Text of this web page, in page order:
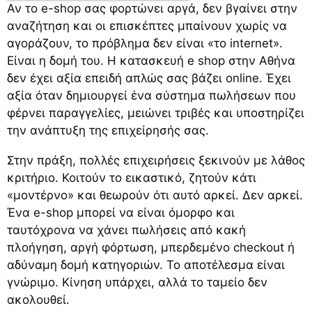
Αν το e-shop σας φορτώνει αργά, δεν βγαίνει στην
αναζήτηση και οι επισκέπτες μπαίνουν χωρίς να
αγοράζουν, το πρόβλημα δεν είναι «το internet».
Είναι η δομή του. Η κατασκευή e shop στην Αθήνα
δεν έχει αξία επειδή απλώς σας βάζει online. Έχει
αξία όταν δημιουργεί ένα σύστημα πωλήσεων που
φέρνει παραγγελίες, μειώνει τριβές και υποστηρίζει
την ανάπτυξη της επιχείρησής σας.
Στην πράξη, πολλές επιχειρήσεις ξεκινούν με λάθος
κριτήριο. Κοιτούν το εικαστικό, ζητούν κάτι
«μοντέρνο» και θεωρούν ότι αυτό αρκεί. Δεν αρκεί.
Ένα e-shop μπορεί να είναι όμορφο και
ταυτόχρονα να χάνει πωλήσεις από κακή
πλοήγηση, αργή φόρτωση, μπερδεμένο checkout ή
αδύναμη δομή κατηγοριών. Το αποτέλεσμα είναι
γνώριμο. Κίνηση υπάρχει, αλλά το ταμείο δεν
ακολουθεί.